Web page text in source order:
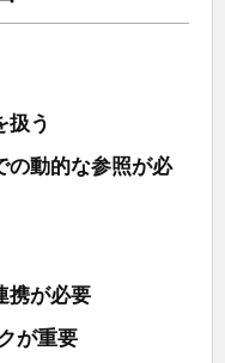
扱う
の動的な参照が必
携が必要
が重要